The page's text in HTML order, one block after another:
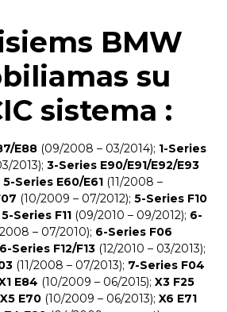
BMW
su
sistema :
E88 (09/2008 – 03/2014); 1-Series
2013); 3-Series E90/E91/E92/E93
5-Series E60/E61 (11/2008 –
(10/2009 – 07/2012); 5-Series F10
5-Series F11 (09/2010 – 09/2012); 6-
2008 – 07/2010); 6-Series F06
6-Series F12/F13 (12/2010 – 03/2013);
(11/2008 – 07/2013); 7-Series F04
E84 (10/2009 – 06/2015); X3 F25
X5 E70 (10/2009 – 06/2013); X6 E71